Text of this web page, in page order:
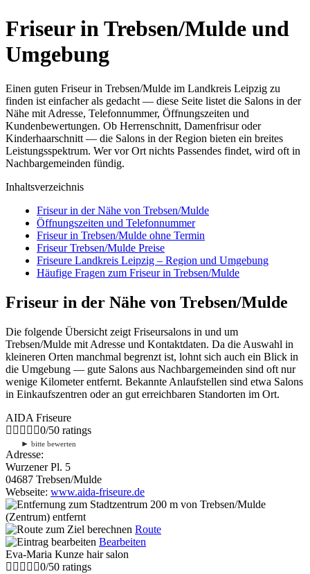
Friseur in Trebsen/Mulde und
Umgebung
Einen guten Friseur in Trebsen/Mulde im Landkreis Leipzig zu
finden ist einfacher als gedacht — diese Seite listet die Salons in der
Nähe mit Adresse, Telefonnummer, Öffnungszeiten und
Kundenbewertungen. Ob Herrenschnitt, Damenfrisur oder
Kinderhaarschnitt — die Salons in der Region bieten ein breites
Leistungsspektrum. Wer vor Ort nichts Passendes findet, wird oft in
Nachbargemeinden fündig.
Inhaltsverzeichnis
Friseur in der Nähe von Trebsen/Mulde
Öffnungszeiten und Telefonnummer
Friseur in Trebsen/Mulde ohne Termin
Friseur Trebsen/Mulde Preise
Friseure Landkreis Leipzig – Region und Umgebung
Häufige Fragen zum Friseur in Trebsen/Mulde
Friseur in der Nähe von Trebsen/Mulde
Die folgende Übersicht zeigt Friseursalons in und um
Trebsen/Mulde mit Adresse und Kontaktdaten. Da die Auswahl in
kleineren Orten manchmal begrenzt ist, lohnt sich auch ein Blick in
die Umgebung — gute Salons aus Nachbargemeinden sind oft nur
wenige Kilometer entfernt. Bekannte Anlaufstellen sind etwa Salons
in Einkaufszentren oder an gut erreichbaren Standorten im Ort.
AIDA Friseure
0/50 ratings
► bitte bewerten
Adresse:
Wurzener Pl. 5
04687 Trebsen/Mulde
Webseite: www.aida-friseure.de
200 m von Trebsen/Mulde
(Zentrum) entfernt
Route
Bearbeiten
Eva-Maria Kunze hair salon
0/50 ratings